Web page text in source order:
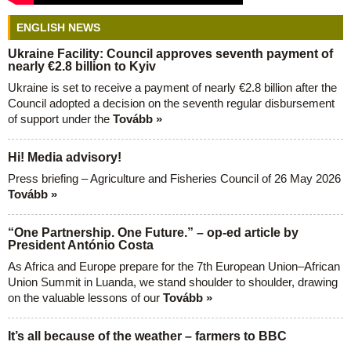
ENGLISH NEWS
Ukraine Facility: Council approves seventh payment of
nearly €2.8 billion to Kyiv
Ukraine is set to receive a payment of nearly €2.8 billion after the
Council adopted a decision on the seventh regular disbursement
of support under the Tovább »
Hi! Media advisory!
Press briefing – Agriculture and Fisheries Council of 26 May 2026
Tovább »
“One Partnership. One Future.” – op-ed article by
President António Costa
As Africa and Europe prepare for the 7th European Union–African
Union Summit in Luanda, we stand shoulder to shoulder, drawing
on the valuable lessons of our Tovább »
It’s all because of the weather – farmers to BBC